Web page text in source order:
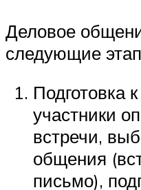
Деловое
следующие
участники
встречи,
общения
письмо),